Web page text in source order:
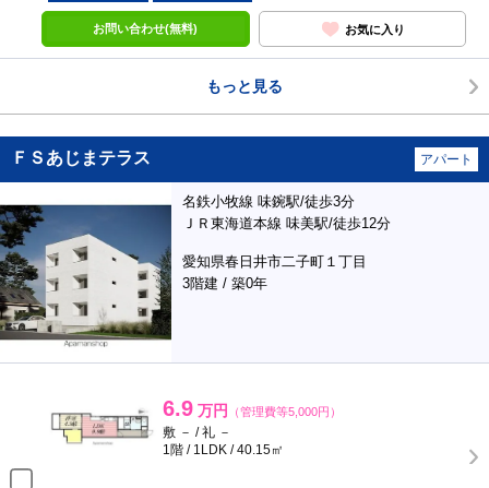
お問い合わせ(無料) お気に入り
もっと見る
ＦＳあじまテラス アパート
名鉄小牧線 味鋺駅/徒歩3分
ＪＲ東海道本線 味美駅/徒歩12分
愛知県春日井市二子町１丁目
3階建 / 築0年
6.9 万円 （管理費等5,000円）
敷 － / 礼 －
1階 / 1LDK / 40.15㎡